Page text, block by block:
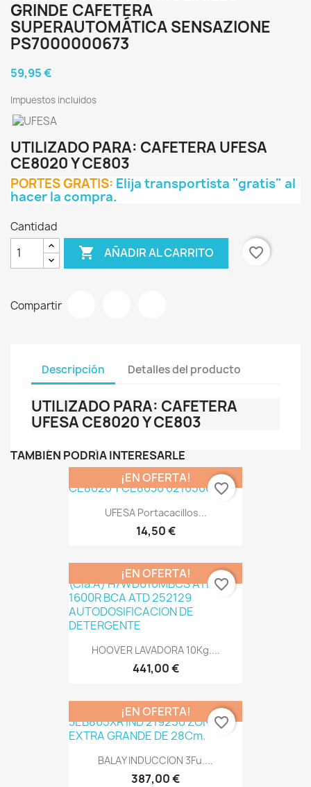
GRINDE CAFETERA
SUPERAUTOMÁTICA SENSAZIONE
PS7000000673
59,95 €
Impuestos incluidos
UTILIZADO PARA: CAFETERA UFESA
CE8020 Y CE803
PORTES GRATIS: Elija transportista "gratis" al
hacer la compra.
Cantidad
 AÑADIR AL CARRITO favorite_border
Compartir
Descripción Detalles del producto
UTILIZADO PARA: CAFETERA
UFESA CE8020 Y CE803
TAMBIÉN PODRÍA INTERESARLE
UFESA Portacacillos...
14,50 €
¡EN OFERTA!
favorite_border
HOOVER LAVADORA 10Kg....
441,00 €
¡EN OFERTA!
favorite_border
BALAY INDUCCION 3Fu....
387,00 €
¡EN OFERTA!
favorite_border